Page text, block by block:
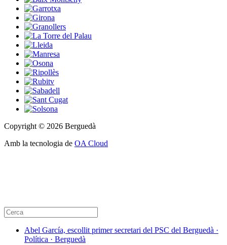
Copyright © 2026 Berguedà
Amb la tecnologia de OA Cloud
Abel García, escollit primer secretari del PSC del Berguedà ·
Política · Berguedà